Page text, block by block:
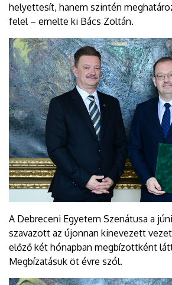
helyettesít, hanem szintén
felel – emelte ki Bács Zoltán.
A Debreceni Egyetem Szenátusa a
szavazott az újonnan kinevezett
előző két hónapban megbízottként
Megbízatásuk öt évre szól.